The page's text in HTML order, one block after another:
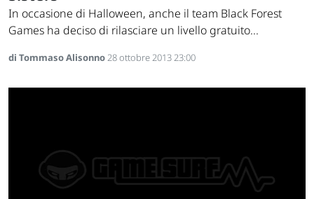
In occasione di Halloween, anche il team Black Forest
Games ha deciso di rilasciare un livello gratuito...
di Tommaso Alisonno28 ottobre 2013 23:00